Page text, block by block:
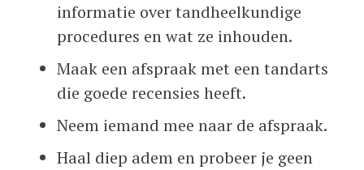
informatie over tandheelkundige
procedures en wat ze inhouden.
Maak een afspraak met een tandarts
die goede recensies heeft.
Neem iemand mee naar de afspraak.
Haal diep adem en probeer je geen